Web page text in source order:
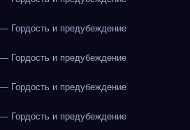
Гордость и предубеждение
Гордость и предубеждение
Гордость и предубеждение
Гордость и предубеждение